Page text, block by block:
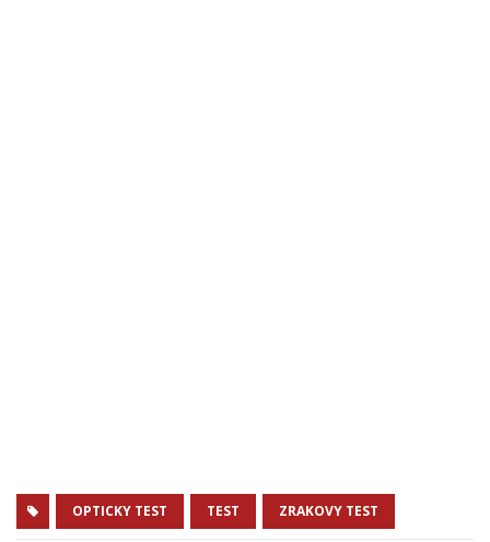
OPTICKY TEST TEST ZRAKOVY TEST